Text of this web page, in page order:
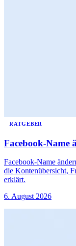
RATGEBER
Facebook-Name
Facebook-Name
die Kontenübersicht,
erklärt.
6. August 2026